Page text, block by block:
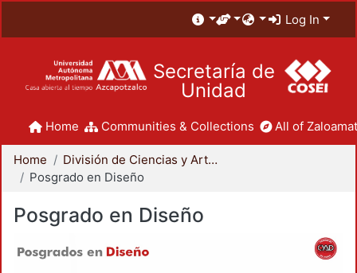
Log In
Secretaría de
Unidad
Home Communities & Collections All of
Home
División de Ciencias y Artes para el Diseño
Posgrado en Diseño
Posgrado en Diseño